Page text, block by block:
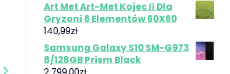
Art Met Art-Met Kojec Ii Dla
Gryzoni 6 Elementów 60X60
140,99zł
Samsung Galaxy S10 SM-G973
8/128GB Prism Black